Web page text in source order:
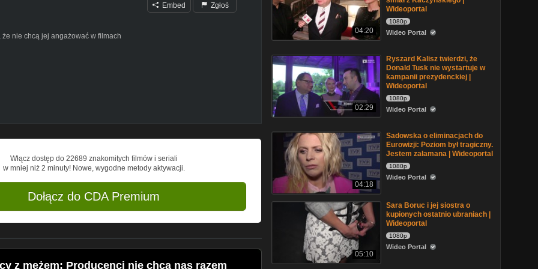
nie chcą jej angażować w filmach
Embed Zgłoś
Włącz dostęp do 22689 znakomitych filmów i seriali
w mniej niż 2 minuty! Nowe, wygodne metody aktywacji.
Dołącz do CDA Premium
z mężem: Producenci nie chcą nas razem
04:20
Wideoportal
1080p
Wideo Portal
02:29
Ryszard Kalisz twierdzi, że
Donald Tusk nie wystartuje w
kampanii prezydenckiej |
Wideoportal
1080p
Wideo Portal
04:18
Sadowska o eliminacjach do
Eurowizji: Poziom był tragiczny.
Jestem załamana | Wideoportal
1080p
Wideo Portal
05:10
Sara Boruc i jej siostra o
kupionych ostatnio ubraniach |
Wideoportal
1080p
Wideo Portal